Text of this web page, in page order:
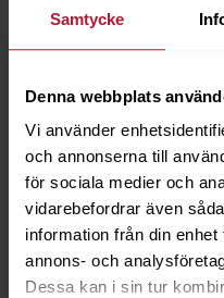
Samtycke
Denna webbplats
Vi använder
och annonserna till
för sociala medier och
vidarebefordrar även
information från din
annons- och
Dessa kan i sin tur